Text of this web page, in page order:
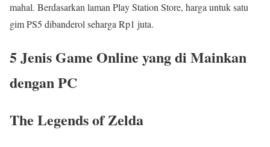
mahal. Berdasarkan laman Play Station Store, harga untuk satu
gim PS5 dibanderol seharga Rp1 juta.
5 Jenis Game Online yang di Mainkan
dengan PC
The Legends of Zelda